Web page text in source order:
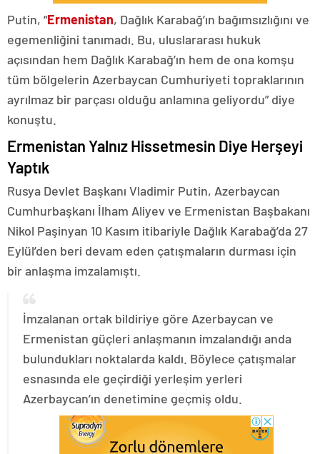
Putin, “Ermenistan, Dağlık Karabağ’ın bağımsızlığını ve
egemenliğini tanımadı. Bu, uluslararası hukuk
açısından hem Dağlık Karabağ’ın hem de ona komşu
tüm bölgelerin Azerbaycan Cumhuriyeti topraklarının
ayrılmaz bir parçası olduğu anlamına geliyordu” diye
konuştu.
Ermenistan Yalnız Hissetmesin Diye Herşeyi
Yaptık
Rusya Devlet Başkanı Vladimir Putin, Azerbaycan
Cumhurbaşkanı İlham Aliyev ve Ermenistan Başbakanı
Nikol Paşinyan 10 Kasım itibariyle Dağlık Karabağ’da 27
Eylül’den beri devam eden çatışmaların durması için
bir anlaşma imzalamıştı.
İmzalanan ortak bildiriye göre Azerbaycan ve
Ermenistan güçleri anlaşmanın imzalandığı anda
bulundukları noktalarda kaldı. Böylece çatışmalar
esnasında ele geçirdiği yerleşim yerleri
Azerbaycan’ın denetimine geçmiş oldu.